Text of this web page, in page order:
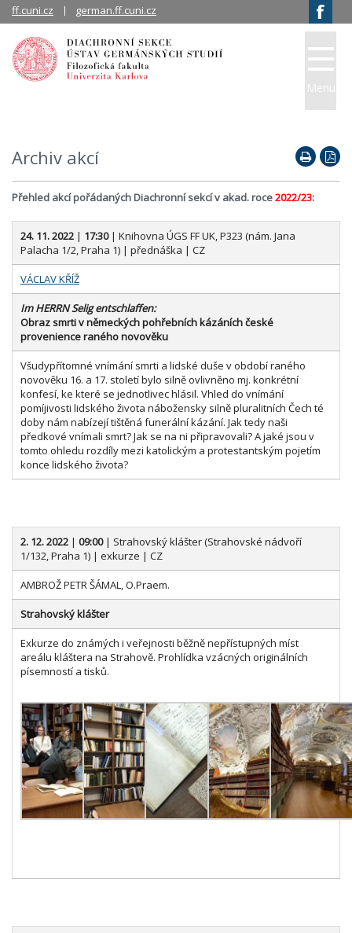
Archiv akcí
Přehled akcí pořádaných Diachronní sekcí v akad. roce2022/23:
24. 11. 2022 | 17:30| Knihovna ÚGS FF UK, P323 (nám. Jana
Palacha 1/2, Praha 1) | přednáška | CZ
VÁCLAV KŘÍŽ
Im HERRN Selig entschlaffen:
Obraz smrti v německých pohřebních kázáních české
provenience raného novověku
Všudypřítomné vnímání smrti a lidské duše v období raného
novověku 16. a 17. století bylo silně ovlivněno mj. konkrétní
konfesí, ke které se jednotlivec hlásil. Vhled do vnímání
pomíjivosti lidského života nábožensky silně pluralitních Čech té
doby nám nabízejí tištěná funerální kázání. Jak tedy naši
předkové vnímali smrt? Jak se na ni připravovali? A jaké jsou v
tomto ohledu rozdíly mezi katolickým a protestantským pojetím
konce lidského života?
2. 12. 2022 | 09:00| Strahovský klášter (Strahovské nádvoří
1/132, Praha 1) | exkurze | CZ
AMBROŽ PETR ŠÁMAL, O.Praem.
Strahovský klášter
Exkurze do známých i veřejnosti běžně nepřístupných míst
areálu kláštera na Strahově. Prohlídka vzácných originálních
písemností a tisků.
Menu
ff.cuni.cz german.ff.cuni.cz